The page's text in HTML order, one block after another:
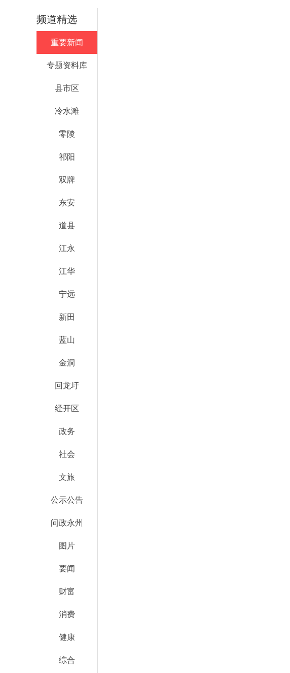
频道精选
重要新闻
专题资料库
县市区
冷水滩
零陵
祁阳
双牌
东安
道县
江永
江华
宁远
新田
蓝山
金洞
回龙圩
经开区
政务
社会
文旅
公示公告
问政永州
图片
要闻
财富
消费
健康
综合